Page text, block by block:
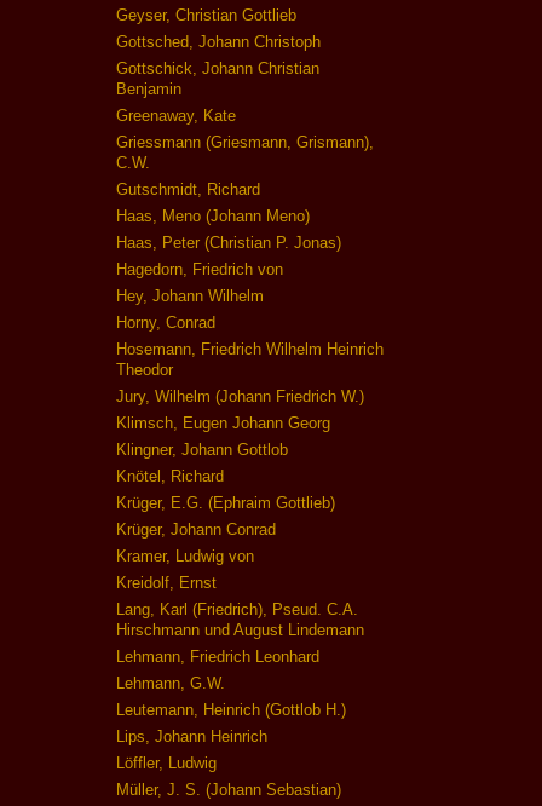
Geyser, Christian Gottlieb
Gottsched, Johann Christoph
Gottschick, Johann Christian
Benjamin
Greenaway, Kate
Griessmann (Griesmann, Grismann),
C.W.
Gutschmidt, Richard
Haas, Meno (Johann Meno)
Haas, Peter (Christian P. Jonas)
Hagedorn, Friedrich von
Hey, Johann Wilhelm
Horny, Conrad
Hosemann, Friedrich Wilhelm Heinrich
Theodor
Jury, Wilhelm (Johann Friedrich W.)
Klimsch, Eugen Johann Georg
Klingner, Johann Gottlob
Knötel, Richard
Krüger, E.G. (Ephraim Gottlieb)
Krüger, Johann Conrad
Kramer, Ludwig von
Kreidolf, Ernst
Lang, Karl (Friedrich), Pseud. C.A.
Hirschmann und August Lindemann
Lehmann, Friedrich Leonhard
Lehmann, G.W.
Leutemann, Heinrich (Gottlob H.)
Lips, Johann Heinrich
Löffler, Ludwig
Müller, J. S. (Johann Sebastian)